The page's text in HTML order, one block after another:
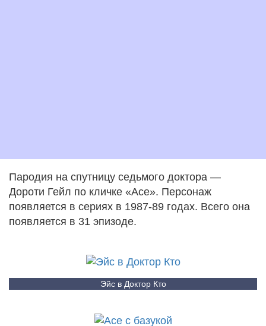
Пародия на спутницу седьмого доктора —
Дороти Гейл по кличке «Ace». Персонаж
появляется в сериях в 1987-89 годах. Всего она
появляется в 31 эпизоде.
Эйс в Доктор Кто